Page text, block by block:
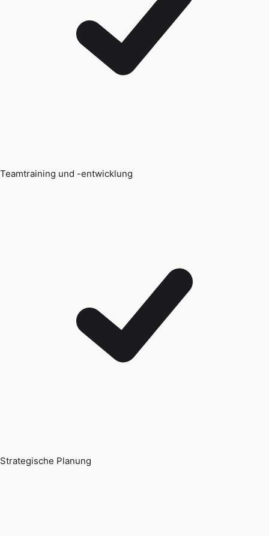
Teamtraining und -entwicklung
Strategische Planung